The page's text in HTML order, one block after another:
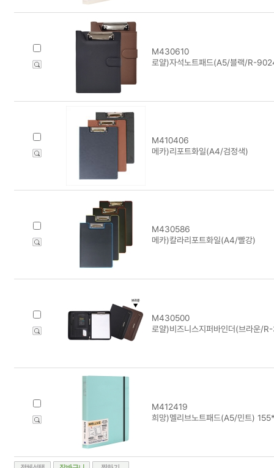
M430610
로얄)자석노트패드(A5/블랙/R-
M410406
메카)리포트화일(A4/검정색)
M430586
메카)칼라리포트화일(A4/빨강)
M430500
로얄)비즈니스지퍼바인더(브라
M412419
희망)멜리브노트패드(A5/민트)